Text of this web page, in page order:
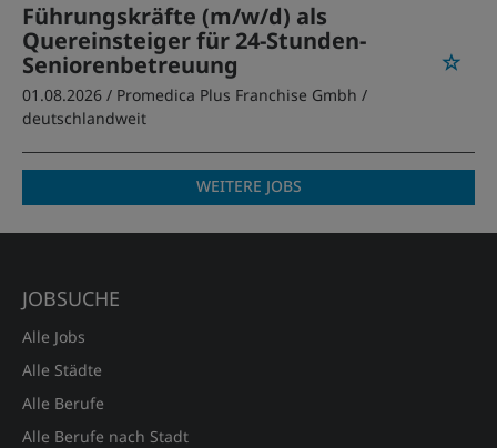
Führungskräfte (m/w/d) als
Quereinsteiger für 24-Stunden-
Seniorenbetreuung
01.08.2026 / Promedica Plus Franchise Gmbh /
deutschlandweit
WEITERE JOBS
JOBSUCHE
Alle Jobs
Alle Städte
Alle Berufe
Alle Berufe nach Stadt